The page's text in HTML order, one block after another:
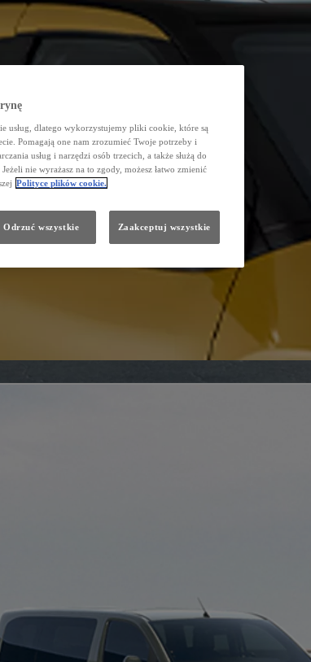
usług, dlatego wykorzystujemy pliki cookie, które są
Pomagają one nam zrozumieć Twoje potrzeby i
usług i narzędzi osób trzecich, a także służą do
nie wyrażasz na to zgody, możesz łatwo zmienić
Polityce plików cookie.
Odrzuć wszystkie Zaakceptuj wszystkie